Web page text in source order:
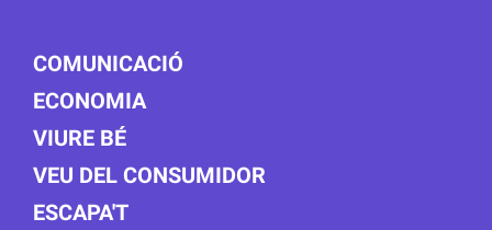
COMUNICACIÓ
ECONOMIA
VIURE BÉ
VEU DEL CONSUMIDOR
ESCAPA'T